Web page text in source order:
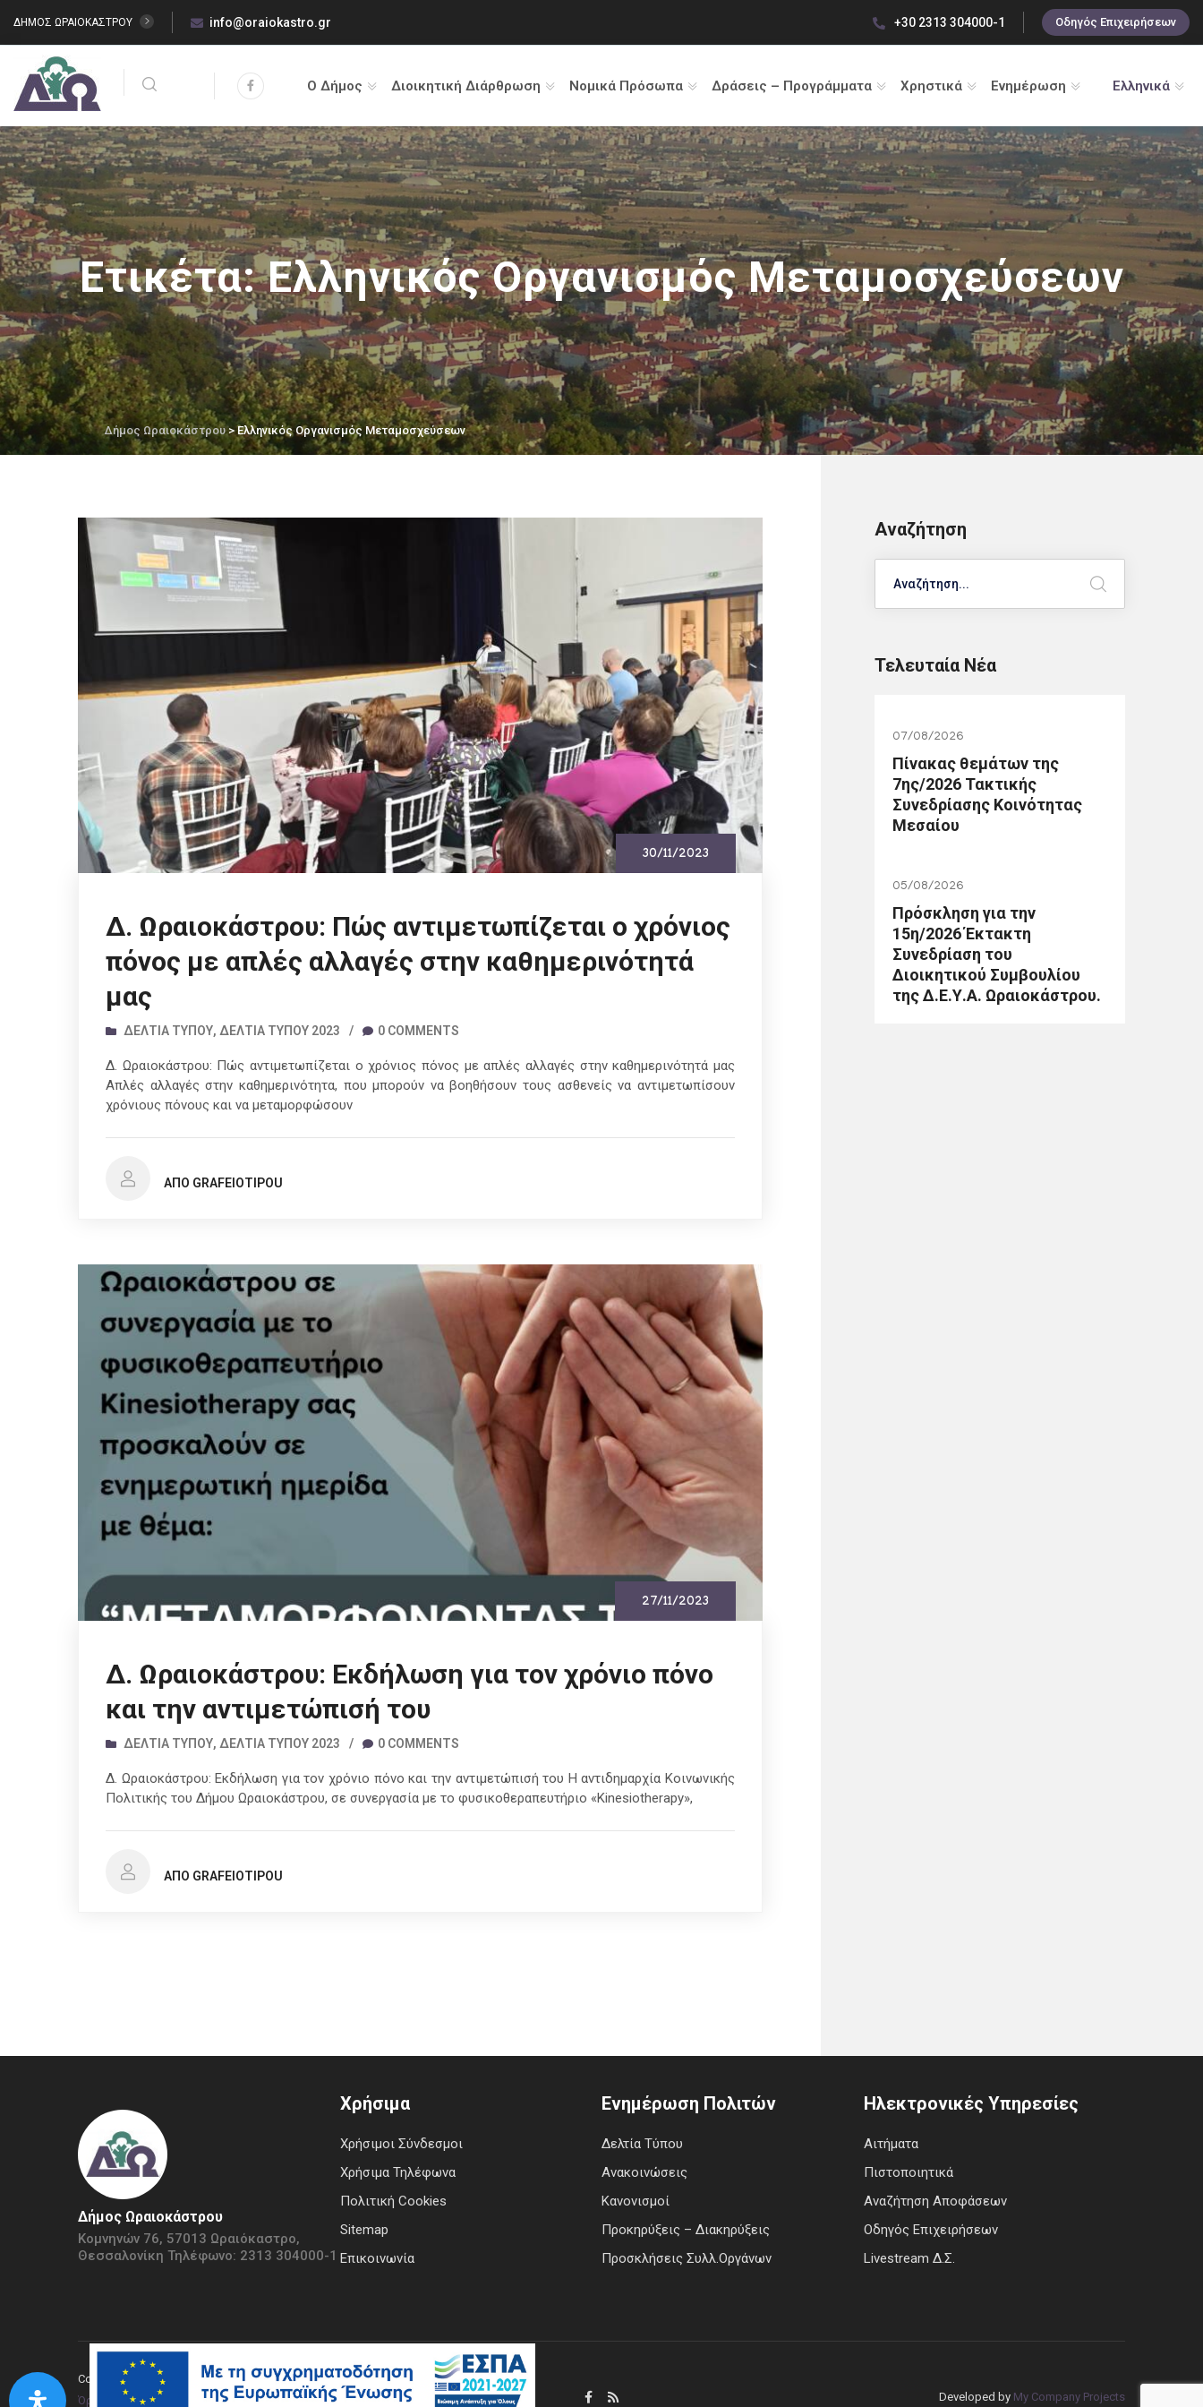
ΔΗΜΟΣ ΩΡΑΙΟΚΑΣΤΡΟΥ info@oraiokastro.gr +30 2313 304000-1 Οδηγός Επιχειρήσεων
Ο Δήμος Διοικητική Διάρθρωση Νομικά Πρόσωπα Δράσεις – Προγράμματα Χρηστικά Ενημέρωση Ελληνικά
Ετικέτα:Ελληνικός Οργανισμός Μεταμοσχεύσεων
Δήμος Ωραιοκάστρου> Ελληνικός Οργανισμός Μεταμοσχεύσεων
30/11/2023
Δ. Ωραιοκάστρου: Πώς αντιμετωπίζεται ο χρόνιος
πόνος με απλές αλλαγές στην καθημερινότητά
μας
ΔΕΛΤΊΑ ΤΎΠΟΥ, ΔΕΛΤΊΑ ΤΎΠΟΥ 2023 / 0 COMMENTS
Δ. Ωραιοκάστρου: Πώς αντιμετωπίζεται ο χρόνιος πόνος με απλές αλλαγές στην καθημερινότητά μας
Απλές αλλαγές στην καθημερινότητα, που μπορούν να βοηθήσουν τους ασθενείς να αντιμετωπίσουν
χρόνιους πόνους και να μεταμορφώσουν
ΑΠΌ GRAFEIOTIPOU
27/11/2023
Δ. Ωραιοκάστρου: Εκδήλωση για τον χρόνιο πόνο
και την αντιμετώπισή του
ΔΕΛΤΊΑ ΤΎΠΟΥ, ΔΕΛΤΊΑ ΤΎΠΟΥ 2023 / 0 COMMENTS
Δ. Ωραιοκάστρου: Εκδήλωση για τον χρόνιο πόνο και την αντιμετώπισή του Η αντιδημαρχία Κοινωνικής
Πολιτικής του Δήμου Ωραιοκάστρου, σε συνεργασία με το φυσικοθεραπευτήριο «Kinesiotherapy»,
ΑΠΌ GRAFEIOTIPOU
Αναζήτηση
Τελευταία Νέα
07/08/2026
Πίνακας θεμάτων της
7ης/2026 Τακτικής
Συνεδρίασης Κοινότητας
Μεσαίου
05/08/2026
Πρόσκληση για την
15η/2026 Έκτακτη
Συνεδρίαση του
Διοικητικού Συμβουλίου
της Δ.Ε.Υ.Α. Ωραιοκάστρου.
Δήμος Ωραιοκάστρου
Κομνηνών 76, 57013 Ωραιόκαστρο,
Θεσσαλονίκη Τηλέφωνο: 2313 304000-1
Χρήσιμα
Χρήσιμοι Σύνδεσμοι
Χρήσιμα Τηλέφωνα
Πολιτική Cookies
Sitemap
Επικοινωνία
Ενημέρωση Πολιτών
Δελτία Τύπου
Ανακοινώσεις
Κανονισμοί
Προκηρύξεις – Διακηρύξεις
Προσκλήσεις Συλλ.Οργάνων
Ηλεκτρονικές Υπηρεσίες
Αιτήματα
Πιστοποιητικά
Αναζήτηση Αποφάσεων
Οδηγός Επιχειρήσεων
Livestream Δ.Σ.
Copyright © 2020 Δήμος Ωραιοκάστρου.
Όροι Χρήσης |Πολιτική Προστασίας Απορρήτου Developed by My Company Projects